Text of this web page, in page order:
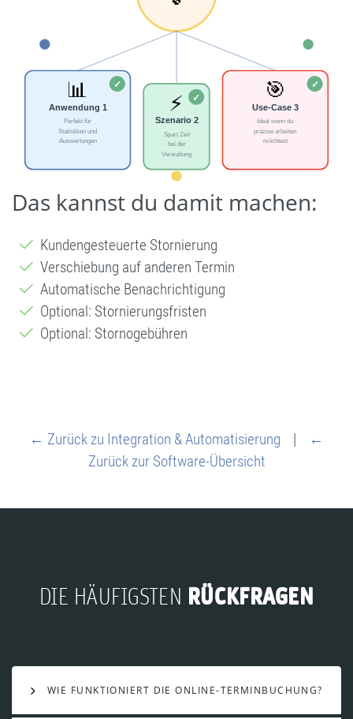
Das kannst du damit machen:
Kundengesteuerte Stornierung
Verschiebung auf anderen Termin
Automatische Benachrichtigung
Optional: Stornierungsfristen
Optional: Stornogebühren
← Zurück zu Integration & Automatisierung |
←
Zurück zur Software-Übersicht
DIE HÄUFIGSTEN RÜCKFRAGEN
WIE FUNKTIONIERT DIE ONLINE-TERMINBUCHUNG?